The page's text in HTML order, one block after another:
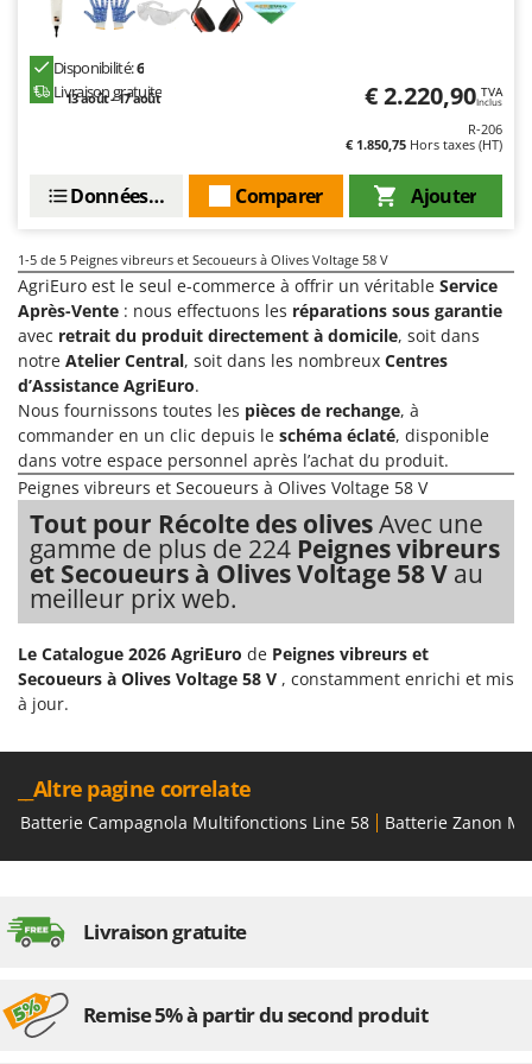
Pulvérisateurs
R
Rampes de chargement en aluminium
Râpes à fromage électriques
Râteaux pour tracteur
Remplisseuses
Robots nettoyeurs de piscine
Robots Tondeuses
Rogneuses de souches
Rouleaux pour tracteur
S
Scies à os
Scies à Ruban
Scies alternatives à batterie
Scies de jardin télescopiques
Sécateurs électriques à batterie
Sécateurs et Échenilloirs manuels
Sécateurs pneumatiques
Semoirs et Épandeurs d'engrais
Socs pour tracteur
Souffleurs aspirateurs pour Feuilles
Soufreuses - Poudreuses à dos
Soufreuses - Poudreuses pour tracteur
T
Taille-haies
Tarières
Tondeuses à Gazon
GRIFO
GVS
GYS
Helvi
HiKOKI
Honda
I
Idromatic
Il-Tec
Imperia
Infaco
Intec
Intex
Italyco
ITM
J JOLLY ITALIA
K
KAAZ
Karcher
Kasco
Kemper
KitchenAid
L
Disponibilité:6
Livraison gratuite
13 août - 17 août € 2.220,90 TVA
Inclus
R-206
€ 1.850,75 Hors taxes (HT)
Ajouter
Comparer
Données techniques
1-5 de 5 Peignes vibreurs et Secoueurs à Olives Voltage 58 V
AgriEuro est le seul e-commerce à offrir un véritable Service
Après-Vente : nous effectuons les réparations sous garantie
avec retrait du produit directement à domicile, soit dans
notre Atelier Central, soit dans les nombreux Centres
d’Assistance AgriEuro.
Nous fournissons toutes les pièces de rechange, à
commander en un clic depuis le schéma éclaté, disponible
dans votre espace personnel après l’achat du produit.
Peignes vibreurs et Secoueurs à Olives Voltage 58 V
Tout pour Récolte des olivesAvec une
gamme de plus de 224 Peignes vibreurs
et Secoueurs à Olives Voltage 58 V au
meilleur prix web.
Le Catalogue 2026 AgriEuro de Peignes vibreurs et
Secoueurs à Olives Voltage 58 V , constamment enrichi et mis
à jour.
__Altre pagine correlate
Batterie Campagnola Multifonctions Line 58 Batterie Zanon
Livraison gratuite
Remise 5% à partir du second produit